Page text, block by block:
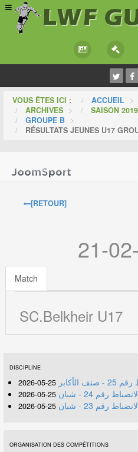
VOUS ÊTES ICI : ACCUEIL >
ARCHIVES > SAISON
GROUPE B >
RÉSULTATS JEUNES U17
[RETOUR]
21-
Match
SC.Belkheir U17
DISCIPLINE
الأكابر 25-05-2026
رقم 24 - شبان 25-05-2026
رقم 23 - شبان 25-05-2026
ORGANISATION DES COMPÉTITIONS